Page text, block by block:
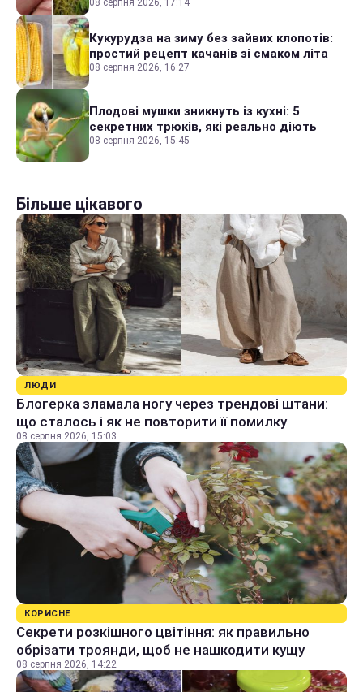
Кукурудза на зиму без зайвих клопотів:
простий рецепт качанів зі смаком літа
08 серпня 2026, 16:27
Плодові мушки зникнуть із кухні: 5
секретних трюків, які реально діють
08 серпня 2026, 15:45
Більше цікавого
ЛЮДИ
Блогерка зламала ногу через трендові штани:
що сталось і як не повторити її помилку
08 серпня 2026, 15:03
КОРИСНЕ
Секрети розкішного цвітіння: як правильно
обрізати троянди, щоб не нашкодити кущу
08 серпня 2026, 14:22